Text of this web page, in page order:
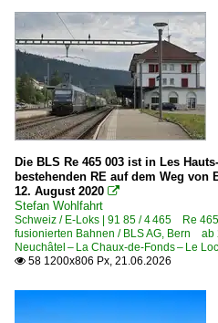
E-Loks | Schmalspur
Ge 4/4 III RhB | Ge 4/4
Galerien
2025 | 150 Jahre
Einheitswagen III Pendel
Extrazüge und
GoldenPass
Die BLS Re 465 003 ist in Les
bestehenden RE auf dem Weg von
12. August 2020 
Stefan Wohlfahrt
Schweiz / E-Loks | 91 85 / 4 465 Re
fusionierten Bahnen / BLS AG, Bern ab
Neuchâtel – La Chaux-de-Fonds – Le
 58 1200x806 Px, 21.06.2026